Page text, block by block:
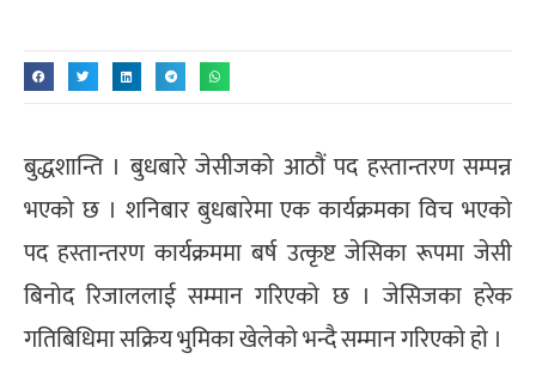
बुद्धशान्ति । बुधबारे जेसीजको आठौं पद हस्तान्तरण सम्पन्न
भएको छ । शनिबार बुधबारेमा एक कार्यक्रमका विच भएको
पद हस्तान्तरण कार्यक्रममा बर्ष उत्कृष्ट जेसिका रूपमा जेसी
बिनोद रिजाललाई सम्मान गरिएको छ । जेसिजका हरेक
गतिबिधिमा सक्रिय भुमिका खेलेको भन्दै सम्मान गरिएको हो ।